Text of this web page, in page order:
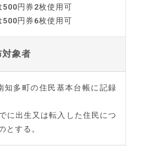
500円券2枚使用可
500円券6枚使用可
対象者
知多町の住民基本台帳に記録
に出生又は転入した住民につ
とする。